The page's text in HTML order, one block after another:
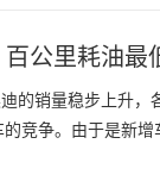
公里耗油最
的销量稳步上升
竞争。由于是新